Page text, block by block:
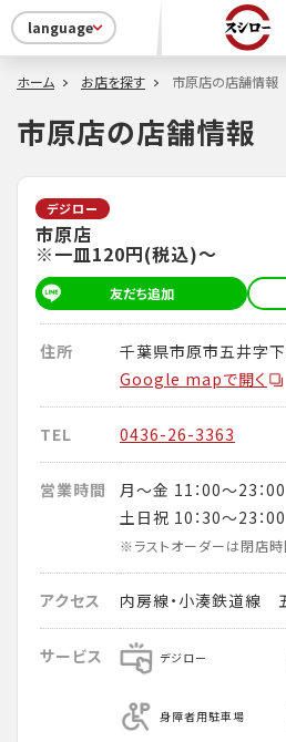
language
ホーム お店を探す 市原店の店舗情報
市原店の店舗情報
デジロー
市原店
※一皿120円(税込)～
友だち追加
住所
千葉県市原市五井字
Google mapで開く
TEL 0436-26-3363
営業時間
月～金 11：00～23：00
土日祝 10：30～23：00
※ラストオーダーは閉店時
アクセス 内房線・小湊鉄道線
サービス デジロー
身障者用駐車場